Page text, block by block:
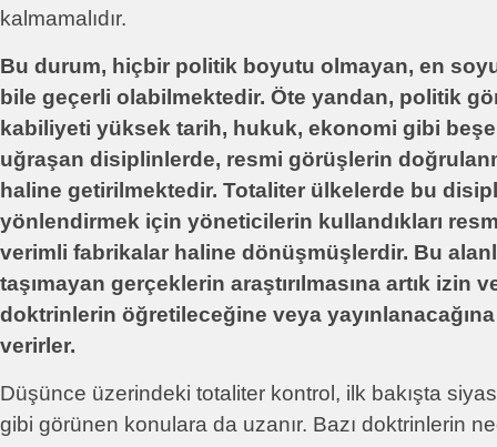
kalmamalıdır.
Bu durum, hiçbir politik boyutu olmayan, en
bile geçerli olabilmektedir. Öte yandan, politik
kabiliyeti yüksek tarih, hukuk, ekonomi gibi
uğraşan disiplinlerde, resmi görüşlerin
haline getirilmektedir. Totaliter ülkelerde bu
yönlendirmek için yöneticilerin kullandıkları
verimli fabrikalar haline dönüşmüşlerdir. Bu
taşımayan gerçeklerin araştırılmasına artık izin
doktrinlerin öğretileceğine veya
verirler.
Düşünce üzerindeki totaliter kontrol, ilk bakışta
gibi görünen konulara da uzanır. Bazı doktrinlerin